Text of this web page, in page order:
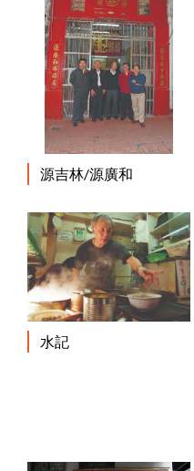
源吉林/源廣和
水記